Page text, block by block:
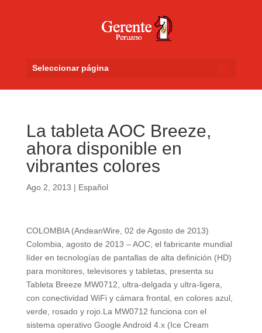
Seleccionar página
La tableta AOC Breeze,
ahora disponible en
vibrantes colores
Ago 2, 2013 | Español
COLOMBIA (AndeanWire, 02 de Agosto de 2013)
Colombia, agosto de 2013 – AOC, el fabricante mundial
líder en tecnologías de pantallas de alta definición (HD)
para monitores, televisores y tabletas, presenta su
Tableta Breeze MW0712, ultra-delgada y ultra-ligera,
con conectividad WiFi y cámara frontal, en colores azul,
verde, rosado y rojo.La MW0712 funciona con el
sistema operativo Google Android 4.x (Ice Cream